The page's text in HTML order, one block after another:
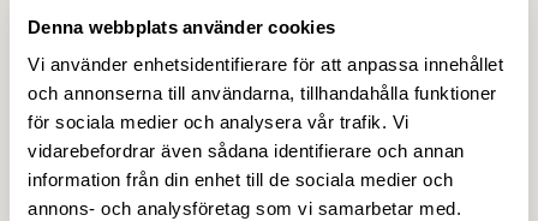
Denna webbplats använder cookies
Vi använder enhetsidentifierare för att anpassa innehållet
och annonserna till användarna, tillhandahålla funktioner
för sociala medier och analysera vår trafik. Vi
vidarebefordrar även sådana identifierare och annan
information från din enhet till de sociala medier och
annons- och analysföretag som vi samarbetar med.
kommer vi att erbjuda en tvådagars fördjupad
arbetsrättsutbildning i internatform. Preliminärt äger
den rum i Halmstadstrakten den 7-8 november.
Väl mött!
Henrik van Rijswijk, förhandlingschef